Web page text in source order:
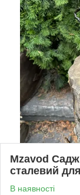
Mzavod Садж
сталевий
В наявності